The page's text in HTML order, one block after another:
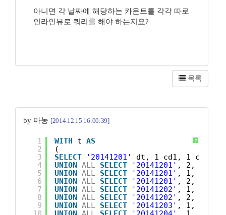
아니면 각 날짜에 해당하는 카운트를 각각 따로
인라인뷰로 쿼리를 해야 하는지요?
목록
by 마농 [2014.12.15 16:00:39]
?
1
2
3
4
5
6
7
8
9
WITH t AS
(
SELECT
'20141201'
dt, 1 cd1, 1 cd2,
UNION ALL SELECT '20141201' , 2, 1, 0,
UNION ALL SELECT '20141201' , 1, 2, 0,
UNION ALL SELECT '20141201' , 2, 1, 1,
UNION ALL SELECT '20141202' , 1, 1, 0,
UNION ALL SELECT '20141202' , 2, 1, 0,
UNION ALL SELECT '20141203' , 1, 2, 0,